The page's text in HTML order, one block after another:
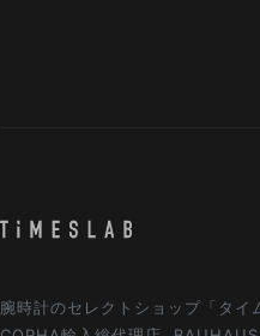
腕時計のセレクトショップ「タイ